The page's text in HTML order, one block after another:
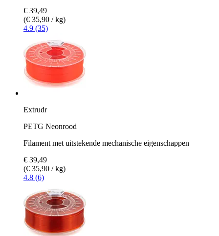
€ 39,49
(€ 35,90 / kg)
4.9 (35)
Extrudr
PETG Neonrood
Filament met uitstekende mechanische eigenschappen
€ 39,49
(€ 35,90 / kg)
4.8 (6)